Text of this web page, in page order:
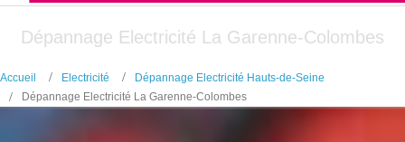
Dépannage Electricité La Garenne-Colombes
Accueil Electricité
Dépannage Electricité Hauts-de-Seine
Dépannage Electricité La Garenne-Colombes